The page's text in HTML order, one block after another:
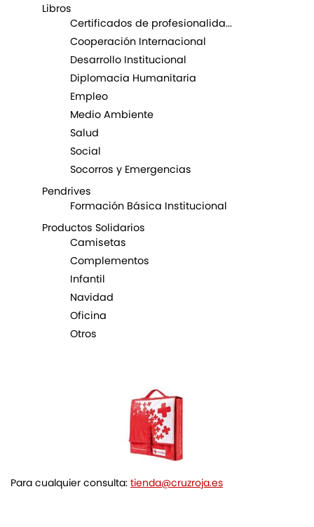
Libros
Certificados de profesionalida...
Cooperación Internacional
Desarrollo Institucional
Diplomacia Humanitaria
Empleo
Medio Ambiente
Salud
Social
Socorros y Emergencias
Pendrives
Formación Básica Institucional
Productos Solidarios
Camisetas
Complementos
Infantil
Navidad
Oficina
Otros
Para cualquier consulta: tienda@cruzroja.es